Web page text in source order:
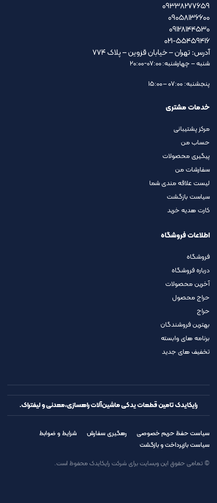
09338277659
09058136600
09128144530
021-55459416
آدرس: تهران – خیابان قزوین – پلاک ۷۷۴
شنبه – چهارشنبه: 07:00-20:00
پنجشنبه: 07:00 – 15:00
خدمات مشتری
مرکز پشتیبانی
حساب من
پیگیری محصولات
سفارشات من
لیست علاقه مندی شما
سیاست بازگشت
کارت هدیه خرید
اطلاعات فروشگاه
فروشگاه
درباره فروشگاه
آخرین محصولات
حراج محصول
حراج
بهترین فروشندگان
برنامه های وابسته
تخفیف های جدید
رایکایدک تامین قطعات یدکی ماشین‌آلات راهسازی،معدنی و لیفتراک.
سیاست حفظ حریم خصوصی رهگیری سفارش
شرایط و ضوابط
سیاست بازپرداخت و بازگشت
© تمامی حقوق این وبسایت برای شرکت رایکایدک محفوظ است.